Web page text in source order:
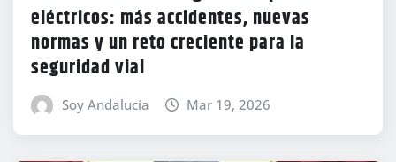
eléctricos: más accidentes, nuevas
normas y un reto creciente para la
seguridad vial
Soy Andalucía Mar 19, 2026